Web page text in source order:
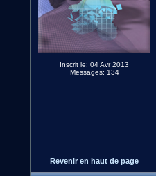
Inscrit le: 04 Avr 2013
Messages: 134
Revenir en haut de page